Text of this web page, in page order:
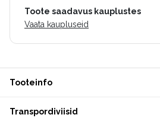
Toote saadavus kauplustes
Vaata kaupluseid
Tooteinfo
Transpordiviisid